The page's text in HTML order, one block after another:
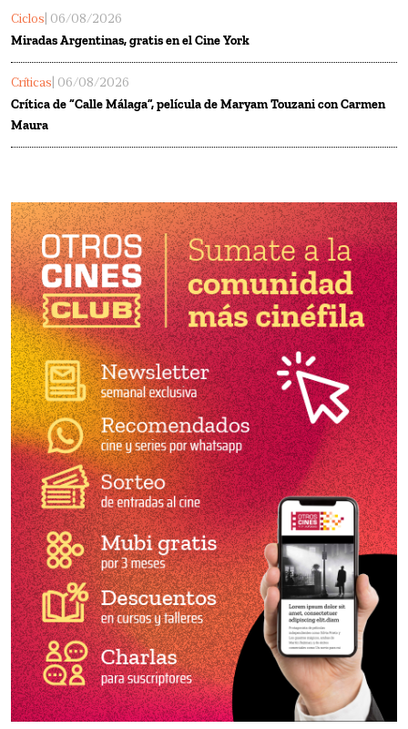
Ciclos | 06/08/2026
Miradas Argentinas, gratis en el Cine York
Críticas | 06/08/2026
Crítica de “Calle Málaga”, película de Maryam Touzani con Carmen
Maura